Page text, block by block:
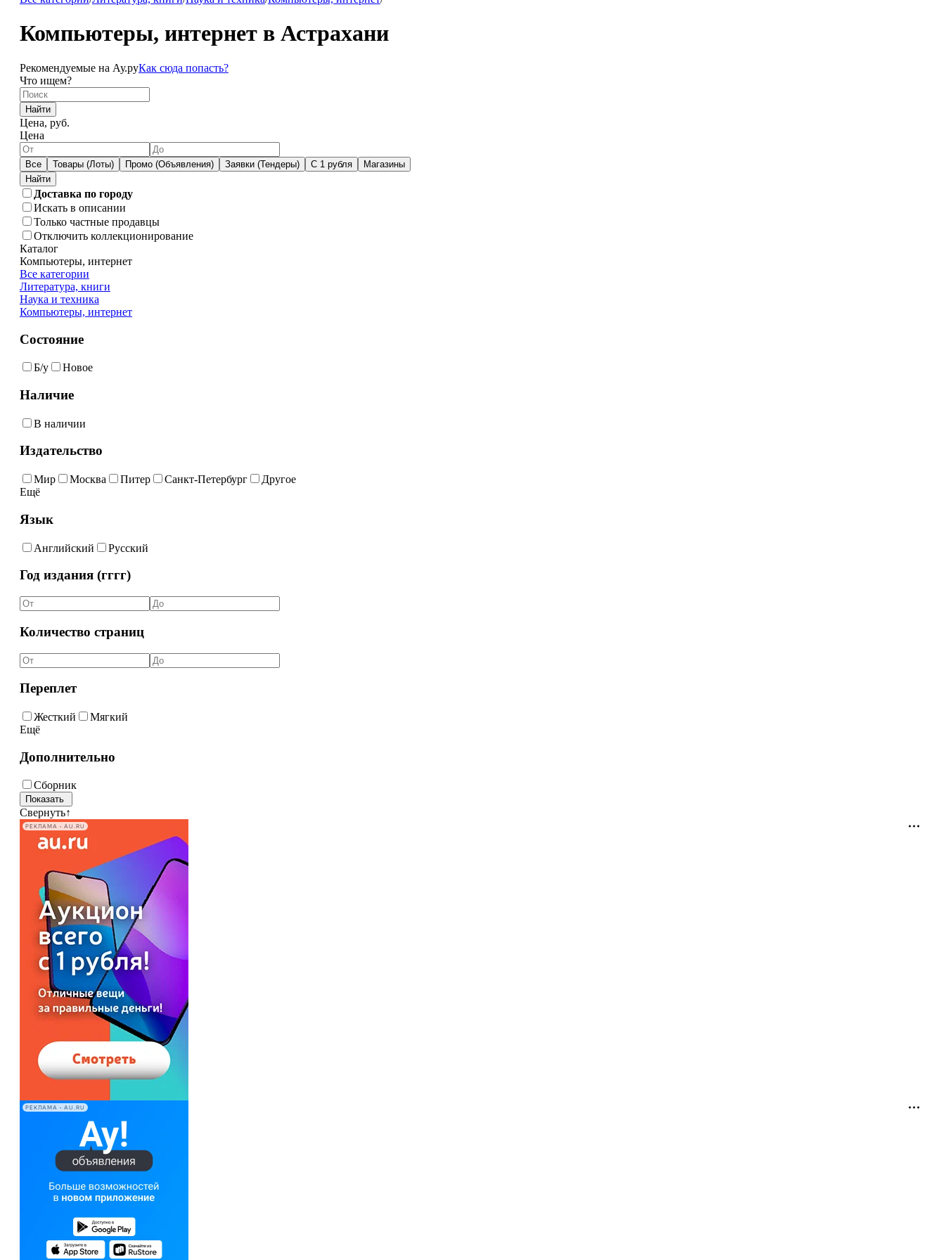
Компьютеры, интернет в Астрахани
Рекомендуемые на Ау.руКак сюда попасть?
Что ищем?
Найти
Цена, руб.
Цена
Все Товары (Лоты) Промо (Объявления) Заявки (Тендеры) С 1 рубля Магазины
Доставка по городу
Искать в описании
Только частные продавцы
Отключить коллекционирование
Каталог
Компьютеры, интернет
Все категории
Литература, книги
Наука и техника
Компьютеры, интернет
Состояние
Б/у Новое
Наличие
В наличии
Издательство
Мир Москва Питер Санкт-Петербург
Другое
Ещё
Язык
Английский Русский
Год издания (гггг)
Количество страниц
Переплет
Жесткий
Мягкий
Ещё
Дополнительно
Сборник
Свернуть↑
РЕКЛАМА • AU.RU
РЕКЛАМА • AU.RU